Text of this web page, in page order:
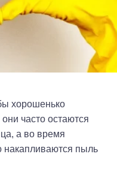
хорошенько
часто остаются
а во время
накапливаются пыль